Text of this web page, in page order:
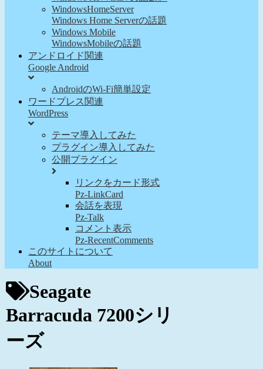
WindowsHomeServer
Windows Home Serverの話題
Windows Mobile
WindowsMobileの話題
アンドロイド関連
Google Android
AndroidのWi-Fi簡単設定
ワードプレス関連
WordPress
テーマ導入してみた
プラグイン導入してみた
公開プラグイン
リンクをカード形式
Pz-LinkCard
会話を表現
Pz-Talk
コメント表示
Pz-RecentComments
このサイトについて
About
Seagate
Barracuda 7200シリ
ーズ